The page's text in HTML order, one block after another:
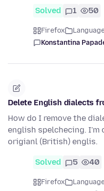
Solved 1 50
Firefox
Konstantina
Delete English dialects
How do I remove the
english spelchecing. I'm
origianl (British) englis.
Solved 5 40
Firefox